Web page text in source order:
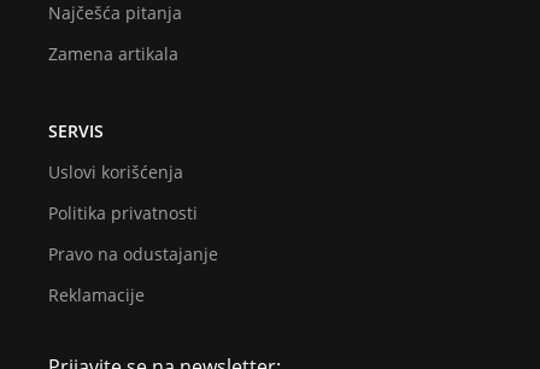
Najčešća pitanja
Zamena artikala
SERVIS
Uslovi korišćenja
Politika privatnosti
Pravo na odustajanje
Reklamacije